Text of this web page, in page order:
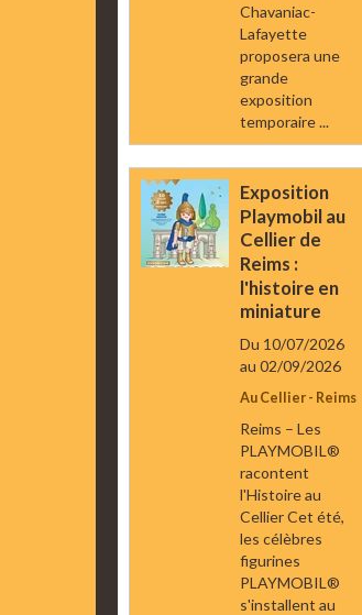
Chavaniac-
Lafayette
proposera une
grande
exposition
temporaire ...
Exposition
Playmobil au
Cellier de
Reims :
l'histoire en
miniature
Du 10/07/2026
au 02/09/2026
Au Cellier - Reims
Reims – Les
PLAYMOBIL®
racontent
l'Histoire au
Cellier Cet été,
les célèbres
figurines
PLAYMOBIL®
s'installent au